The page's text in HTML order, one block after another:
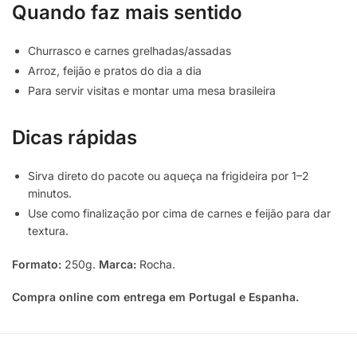
Quando faz mais sentido
Churrasco e carnes grelhadas/assadas
Arroz, feijão e pratos do dia a dia
Para servir visitas e montar uma mesa brasileira
Dicas rápidas
Sirva direto do pacote ou aqueça na frigideira por 1–2
minutos.
Use como finalização por cima de carnes e feijão para dar
textura.
Formato: 250g. Marca: Rocha.
Compra online com entrega em Portugal e Espanha.